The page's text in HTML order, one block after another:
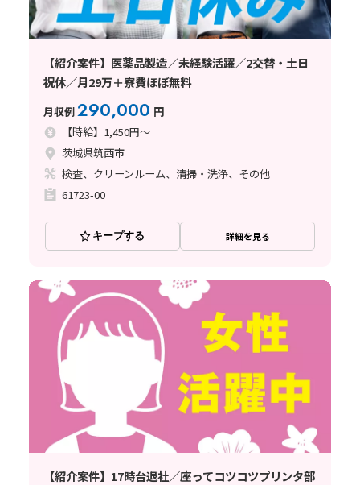
【紹介案件】医薬品製造／未経験活躍／2交替・土日
祝休／月29万＋寮費ほぼ無料
月収例290,000 円
【時給】1,450円～
茨城県筑西市
検査、クリーンルーム、清掃・洗浄、その他
61723-00
キープする 詳細を見る
【紹介案件】17時台退社／座ってコツコツプリンタ部